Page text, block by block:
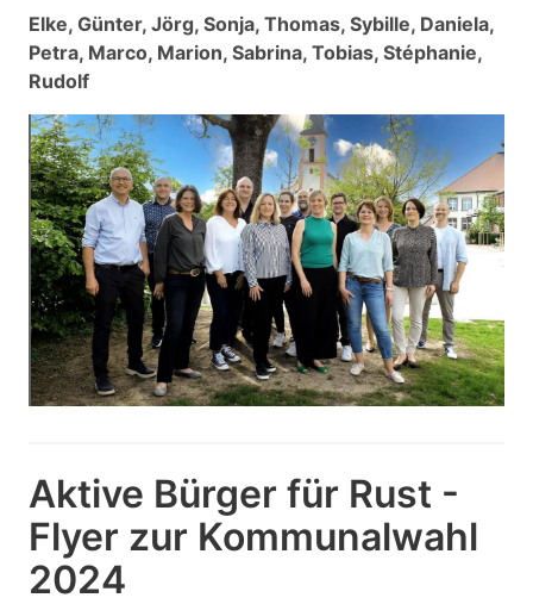
Elke, Günter, Jörg, Sonja, Thomas, Sybille, Daniela,
Petra, Marco, Marion, Sabrina, Tobias, Stéphanie,
Rudolf
Aktive Bürger für Rust -
Flyer zur Kommunalwahl
2024